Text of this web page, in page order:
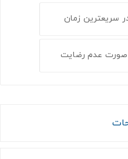
سریعترین زمان
صورت عدم رضایت